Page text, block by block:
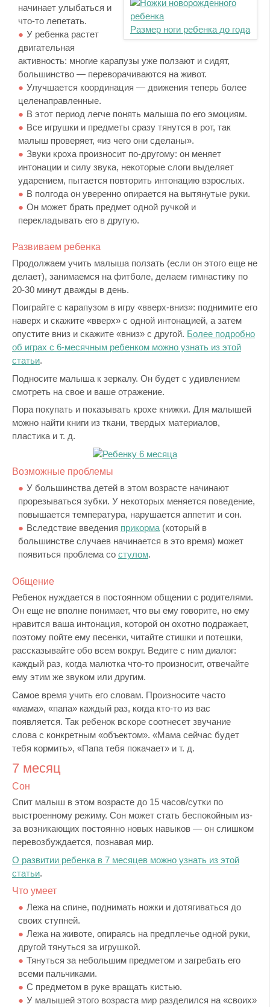
Размер ноги ребенка до года
начинает улыбаться и
что-то лепетать.
У ребенка растет
двигательная
активность: многие карапузы уже ползают и сидят,
большинство — переворачиваются на живот.
Улучшается координация — движения теперь более
целенаправленные.
В этот период легче понять малыша по его эмоциям.
Все игрушки и предметы сразу тянутся в рот, так
малыш проверяет, «из чего они сделаны».
Звуки кроха произносит по-другому: он меняет
интонации и силу звука, некоторые слоги выделяет
ударением, пытается повторить интонацию взрослых.
В полгода он уверенно опирается на вытянутые руки.
Он может брать предмет одной ручкой и
перекладывать его в другую.
Развиваем ребенка
Продолжаем учить малыша ползать (если он этого еще не
делает), занимаемся на фитболе, делаем гимнастику по
20-30 минут дважды в день.
Поиграйте с карапузом в игру «вверх-вниз»: поднимите его
наверх и скажите «вверх» с одной интонацией, а затем
опустите вниз и скажите «вниз» с другой. Более подробно
об играх с 6-месячным ребенком можно узнать из этой
статьи.
Подносите малыша к зеркалу. Он будет с удивлением
смотреть на свое и ваше отражение.
Пора покупать и показывать крохе книжки. Для малышей
можно найти книги из ткани, твердых материалов,
пластика и т. д.
Возможные проблемы
У большинства детей в этом возрасте начинают
прорезываться зубки. У некоторых меняется поведение,
повышается температура, нарушается аппетит и сон.
Вследствие введения прикорма (который в
большинстве случаев начинается в это время) может
появиться проблема со стулом.
Общение
Ребенок нуждается в постоянном общении с родителями.
Он еще не вполне понимает, что вы ему говорите, но ему
нравится ваша интонация, которой он охотно подражает,
поэтому пойте ему песенки, читайте стишки и потешки,
рассказывайте обо всем вокруг. Ведите с ним диалог:
каждый раз, когда малютка что-то произносит, отвечайте
ему этим же звуком или другим.
Самое время учить его словам. Произносите часто
«мама», «папа» каждый раз, когда кто-то из вас
появляется. Так ребенок вскоре соотнесет звучание
слова с конкретным «объектом». «Мама сейчас будет
тебя кормить», «Папа тебя покачает» и т. д.
7 месяц
Сон
Спит малыш в этом возрасте до 15 часов/сутки по
выстроенному режиму. Сон может стать беспокойным из-
за возникающих постоянно новых навыков — он слишком
перевозбуждается, познавая мир.
О развитии ребенка в 7 месяцев можно узнать из этой
статьи.
Что умеет
Лежа на спине, поднимать ножки и дотягиваться до
своих ступней.
Лежа на животе, опираясь на предплечье одной руки,
другой тянуться за игрушкой.
Тянуться за небольшим предметом и загребать его
всеми пальчиками.
С предметом в руке вращать кистью.
У малышей этого возраста мир разделился на «своих»